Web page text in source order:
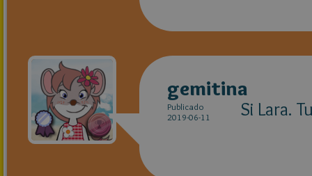
gemitina
Publicado
2019-06-11
Si Lara.